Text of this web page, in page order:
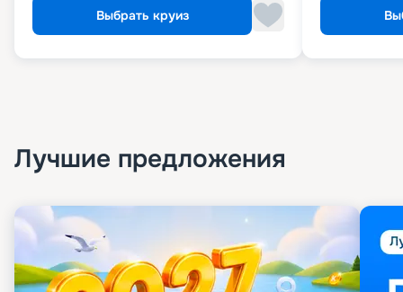
Выбрать круиз
Лучшие предложения